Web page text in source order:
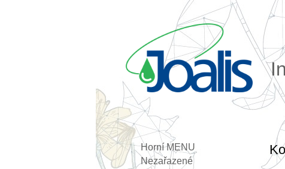
Horní MENU
Nezařazené